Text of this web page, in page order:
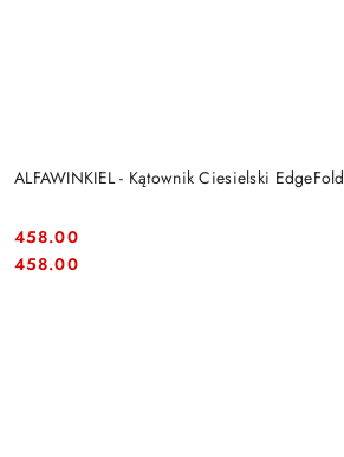
ALFAWINKIEL - Kątownik Ciesielski EdgeFold
Cena:
458.00
Cena:
458.00